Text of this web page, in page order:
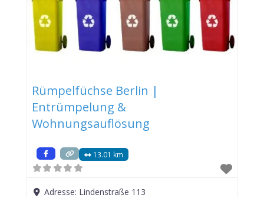
Rümpelfüchse Berlin |
Entrümpelung &
Wohnungsauflösung
13.01 km
Adresse: Lindenstraße 113